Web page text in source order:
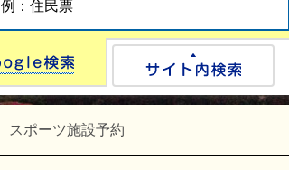
Google検索
スポーツ施設予約